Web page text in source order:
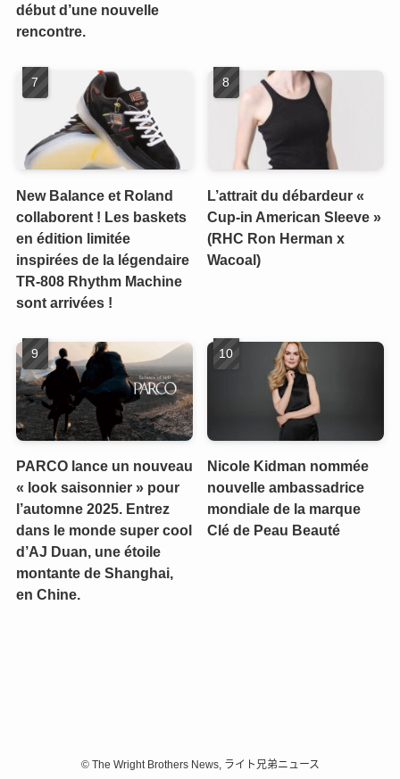
début d’une nouvelle
rencontre.
New Balance et Roland
collaborent ! Les baskets
en édition limitée
inspirées de la légendaire
TR-808 Rhythm Machine
sont arrivées !
L’attrait du débardeur «
Cup-in American Sleeve »
(RHC Ron Herman x
Wacoal)
PARCO lance un nouveau
« look saisonnier » pour
l’automne 2025. Entrez
dans le monde super cool
d’AJ Duan, une étoile
montante de Shanghai,
en Chine.
Nicole Kidman nommée
nouvelle ambassadrice
mondiale de la marque
Clé de Peau Beauté
©The Wright Brothers News, ライト兄弟ニュース